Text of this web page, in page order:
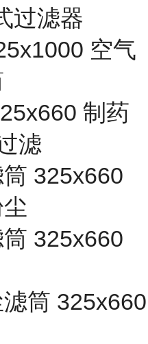
过滤器
空气
制药
滤
325x660
325x660
筒 325x660